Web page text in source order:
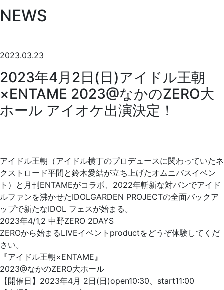
NEWS
2023.03.23
2023年4月2日(日)アイドル王朝
×ENTAME 2023@なかのZERO大
ホール アイオケ出演決定！
アイドル王朝（アイドル横丁のプロデュースに関わっていたネ
クストロード平間と鈴木愛結が立ち上げたオムニバスイベン
ト） と月刊ENTAMEがコラボ、 2022年斬新な対バンでアイド
ルファンを沸かせたIDOLGARDEN PROJECTの全面バックア
ップで新たなIDOL フェスが始まる。
2023年4/1,2 中野ZERO 2DAYS
ZEROから始まるLIVEイベントproductをどうぞ体験してくだ
さい。
『アイドル王朝×ENTAME』
2023@なかのZERO大ホール
【開催日】2023年4月 2日(日)open10:30、start11:00